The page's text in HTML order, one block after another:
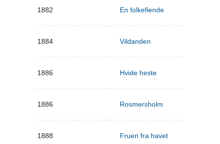
1882 En folkefiende
1884 Vildanden
1886 Hvide heste
1886 Rosmersholm
1888 Fruen fra havet